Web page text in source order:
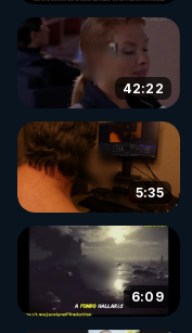
42:22
5:35
6:09